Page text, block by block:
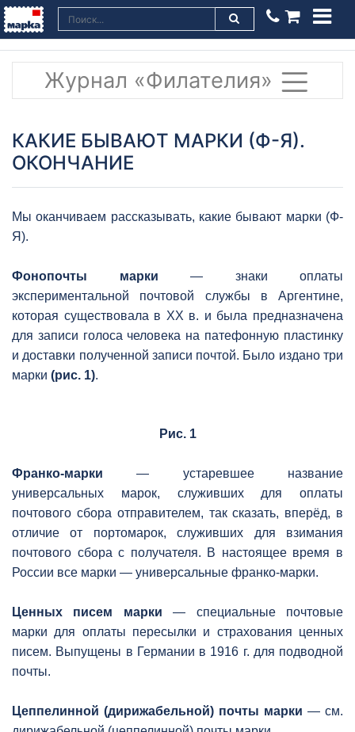
Журнал «Филателия»
КАКИЕ БЫВАЮТ МАРКИ (Ф-Я).
ОКОНЧАНИЕ
Мы оканчиваем рассказывать, какие бывают марки (Ф-
Я).
Фонопочты марки — знаки оплаты
экспериментальной почтовой службы в Аргентине,
которая существовала в XX в. и была предназначена
для записи голоса человека на патефонную пластинку
и доставки полученной записи почтой. Было издано три
марки (рис. 1).
Рис. 1
Франко-марки — устаревшее название
универсальных марок, служивших для оплаты
почтового сбора отправителем, так сказать, вперёд, в
отличие от портомарок, служивших для взимания
почтового сбора с получателя. В настоящее время в
России все марки — универсальные франко-марки.
Ценных писем марки — специальные почтовые
марки для оплаты пересылки и страхования ценных
писем. Выпущены в Германии в 1916 г. для подводной
почты.
Цеппелинной (дирижабельной) почты марки — см.